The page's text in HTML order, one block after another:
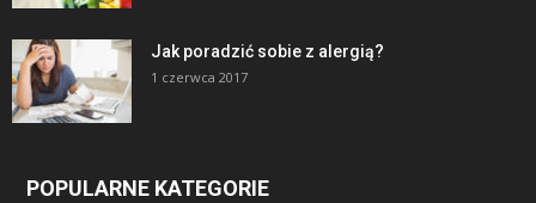
Jak poradzić sobie z alergią?
1 czerwca 2017
POPULARNE KATEGORIE